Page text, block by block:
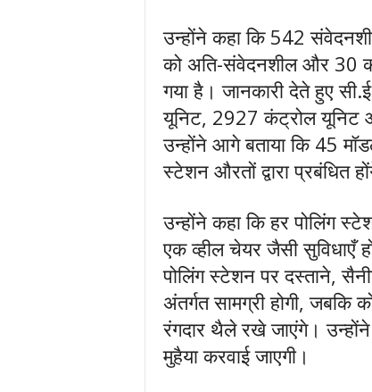
उन्होंने कहा कि 542
को अति-संवेदनशील और 30
गया है। जानकारी देते हुए
यूनिट, 2927 कंट्रोल यूनिट
उन्होंने आगे बताया कि 45
स्टेशन औरतों द्वारा प्रबंधित
उन्होंने कहा कि हर पोलिंग
एक व्हील चेयर जैसी सुविधाएँ
पोलिंग स्टेशन पर दस्ताने,
अंतर्गत सामग्री होगी,
रंगदार थैले रखे जाएंगे।
मुहैया करवाई जाएगी।